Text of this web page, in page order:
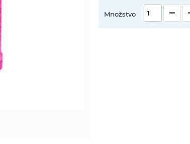
Množstvo